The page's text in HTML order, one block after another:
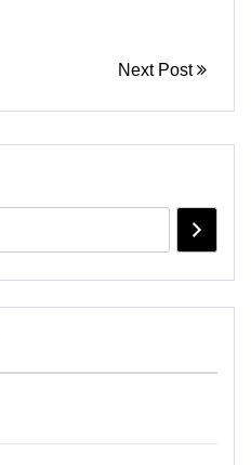
Next Post